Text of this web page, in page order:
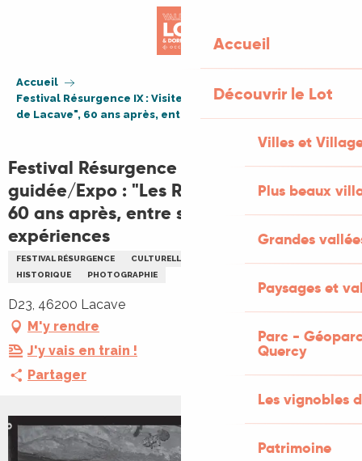
Accueil
Découvrir le Lot
Villes et
Plus beaux
Grandes
Paysages et
Parc -
Quercy
Les vignobles
Patrimoine
Accueil
Festival Résurgence IX : Visite guidée/Expo : "Les Recluses
de Lacave", 60 ans après, entre souvenirs et expériences
Festival Résurgence IX : Visite
guidée/Expo : "Les Recluses de Lacave",
60 ans après, entre souvenirs et
expériences
FESTIVAL RÉSURGENCE CULTURELLE
HISTORIQUE
PHOTOGRAPHIE
D23, 46200 Lacave
M'y rendre
J'y vais en train !
Partager